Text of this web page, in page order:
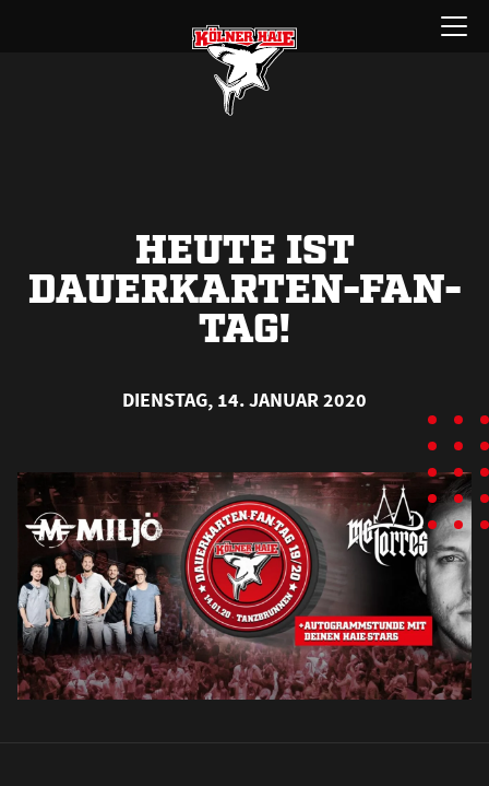
Menü
öffnen
HEUTE IST
DAUERKARTEN-FAN-
TAG!
DIENSTAG, 14. JANUAR 2020